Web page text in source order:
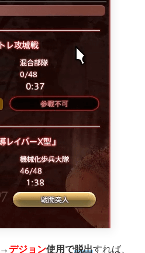
→デジョン使用で脱出すれば、